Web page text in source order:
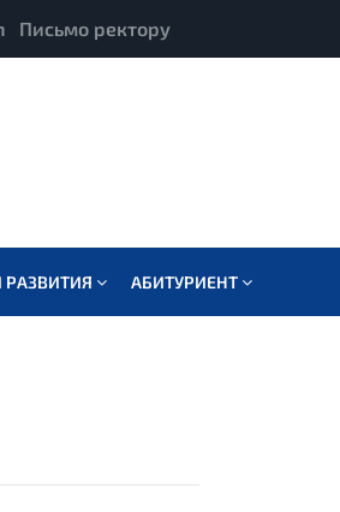
Письмо ректору
РАЗВИТИЯ АБИТУРИЕНТ